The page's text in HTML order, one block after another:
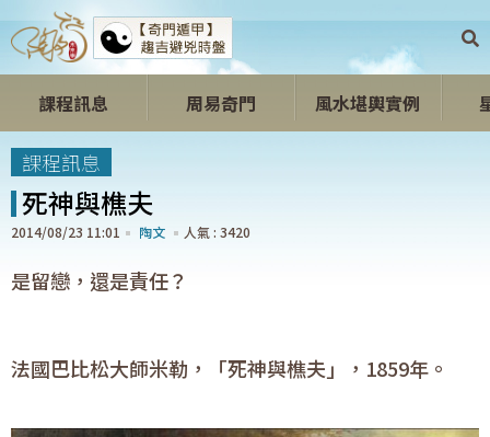
課程訊息 周易奇門 風水堪輿實例
開心開運區
課程訊息
死神與樵夫
2014/08/23 11:01 陶文 3420
是留戀，還是責任？
法國巴比松大師米勒，「死神與樵夫」，1859年。